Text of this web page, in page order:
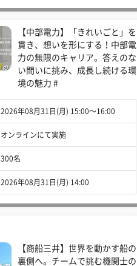
【中部電力】「きれいごと」を
貫き、想いを形にする！中部電
力の無限のキャリア。答えのな
い問いに挑み、成長し続ける環
境の魅力 #
2026年08月31日(月) 15:00〜16:00
オンラインにて実施
300名
2026年08月31日(月) 14:00
【商船三井】世界を動かす船の
裏側へ。チームで挑む機関士の